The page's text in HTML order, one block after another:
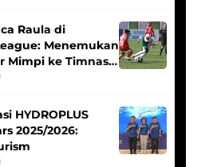
Raula di
Menemukan
Mimpi ke Timnas
HYDROPLUS
2025/2026: